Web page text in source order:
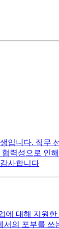
니다. 직무
력성으로 인
사합니다
대해 지원
의 포부를 쓰